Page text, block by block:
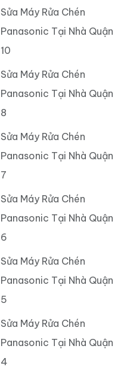
Sửa Máy Rửa Chén
Panasonic Tại Nhà Quận
10
Sửa Máy Rửa Chén
Panasonic Tại Nhà Quận
8
Sửa Máy Rửa Chén
Panasonic Tại Nhà Quận
7
Sửa Máy Rửa Chén
Panasonic Tại Nhà Quận
6
Sửa Máy Rửa Chén
Panasonic Tại Nhà Quận
5
Sửa Máy Rửa Chén
Panasonic Tại Nhà Quận
4